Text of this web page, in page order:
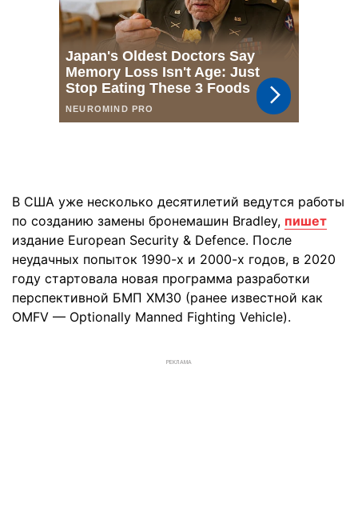
В США уже несколько десятилетий ведутся работы
по созданию замены бронемашин Bradley, пишет
издание European Security & Defence. После
неудачных попыток 1990-х и 2000-х годов, в 2020
году стартовала новая программа разработки
перспективной БМП XM30 (ранее известной как
OMFV — Optionally Manned Fighting Vehicle).
РЕКЛАМА